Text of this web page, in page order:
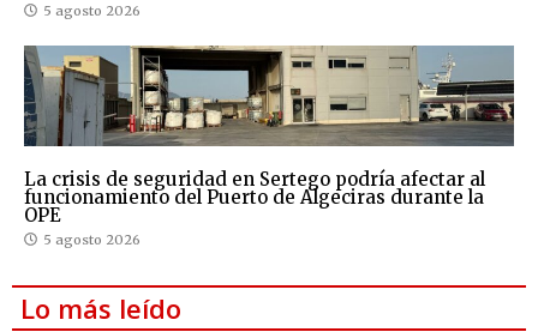
5 agosto 2026
La crisis de seguridad en Sertego podría afectar al
funcionamiento del Puerto de Algeciras durante la
OPE
5 agosto 2026
Lo más leído